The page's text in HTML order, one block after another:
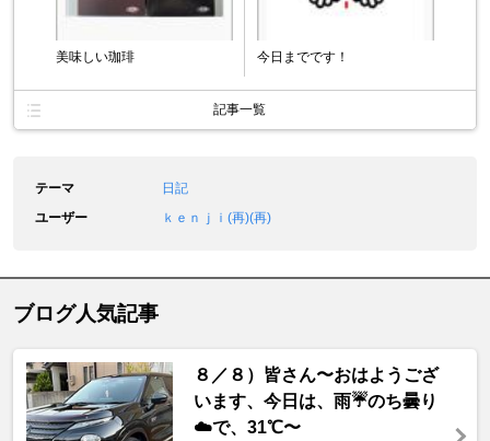
美味しい珈琲 今日までです！
記事一覧
テーマ
日記
ユーザー
ｋｅｎｊｉ(再)(再)
ブログ人気記事
８／８）皆さん〜おはようござ
います、今日は、雨☔️のち曇り
☁️で、31℃〜